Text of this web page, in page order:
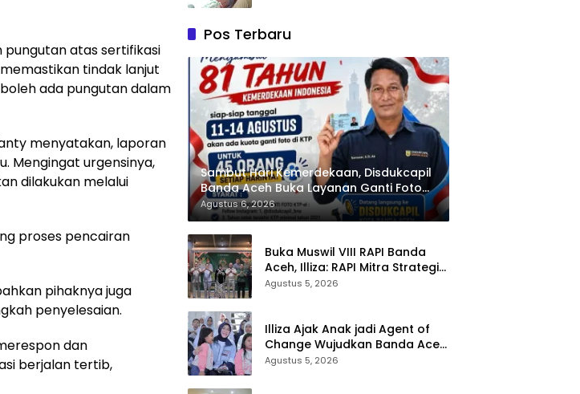
atas sertifikasi
tindak lanjut
ada pungutan dalam
menyatakan, laporan
Mengingat urgensinya,
dilakukan melalui
proses pencairan
pihaknya juga
penyelesaian.
dan
berjalan tertib,
Pos Terbaru
Sambut Hari Kemerdekaan, Disdukcapil
Banda Aceh Buka Layanan Ganti Foto
KTP
Agustus 6, 2026
Buka Muswil VIII RAPI Banda
Aceh, Illiza: RAPI Mitra Strategis
Pemerintah
Agustus 5, 2026
Illiza Ajak Anak jadi Agent of
Change Wujudkan Banda Aceh
Kota Layak Anak
Agustus 5, 2026